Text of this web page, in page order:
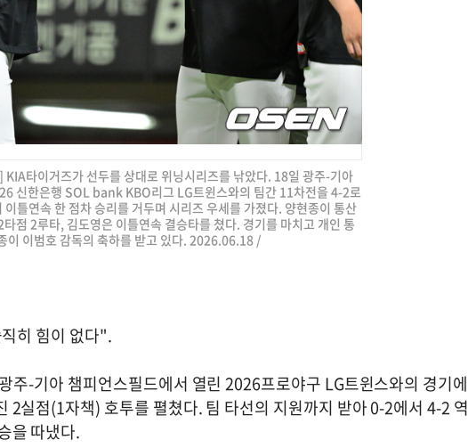
타이거즈가 선두를 상대로 위닝시리즈를 낚았다. 18일 광주-기아
신한은행 SOL bank KBO리그 LG트윈스와의 팀간 11차전을 4-2로
틀연속 한 점차 승리를 거두며 시리즈 우세를 가졌다. 양현종이 통산
점 2루타, 김도영은 이틀연속 결승타를 쳤다. 경기를 마치고 개인 통
이 이범호 감독의 축하를 받고 있다. 2026.06.18 /
히 힘이 없다".
주-기아 챔피언스필드에서 열린 2026프로야구 LG트윈스와의 경기에
2실점(1자책) 호투를 펼쳤다. 팀 타선의 지원까지 받아 0-2에서 4-2 역
을 따냈다.